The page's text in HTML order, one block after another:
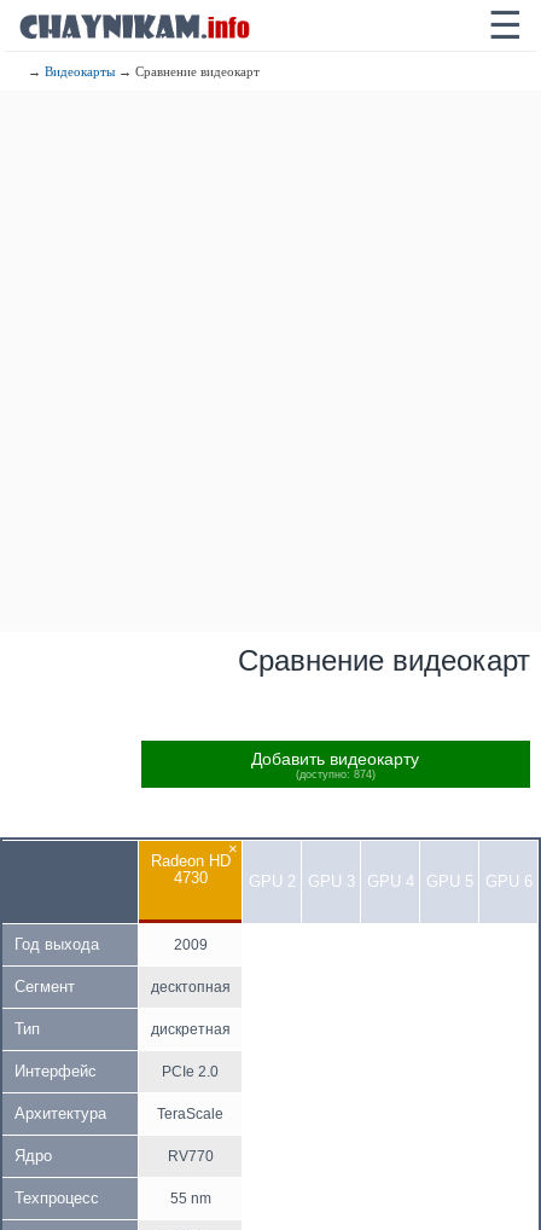
☰
→Видеокарты → Сравнение видеокарт
Сравнение видеокарт
Добавить видеокарту
(доступно: 874)
×
Radeon HD
4730
GPU 2 GPU 3 GPU 4 GPU 5 GPU 6
Год выхода 2009
Сегмент десктопная
Тип дискретная
Интерфейс PCIe 2.0
Архитектура TeraScale
Ядро RV770
Техпроцесс 55 nm